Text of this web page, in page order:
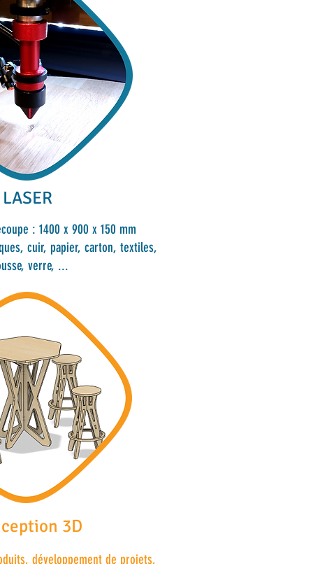
LASER
: 1400 x 900 x 150 mm
cuir, papier, carton, textiles,
verre, ...
3D
développement de projets,